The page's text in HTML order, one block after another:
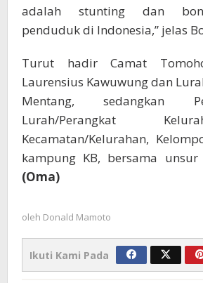
adalah stunting dan
penduduk di Indonesia,” jelas
Turut hadir Camat
Laurensius Kawuwung dan
Mentang, sedangkan
Lurah/Perangkat
Kecamatan/Kelurahan,
kampung KB, bersama
(Oma)
oleh Donald Mamoto
Ikuti Kami Pada